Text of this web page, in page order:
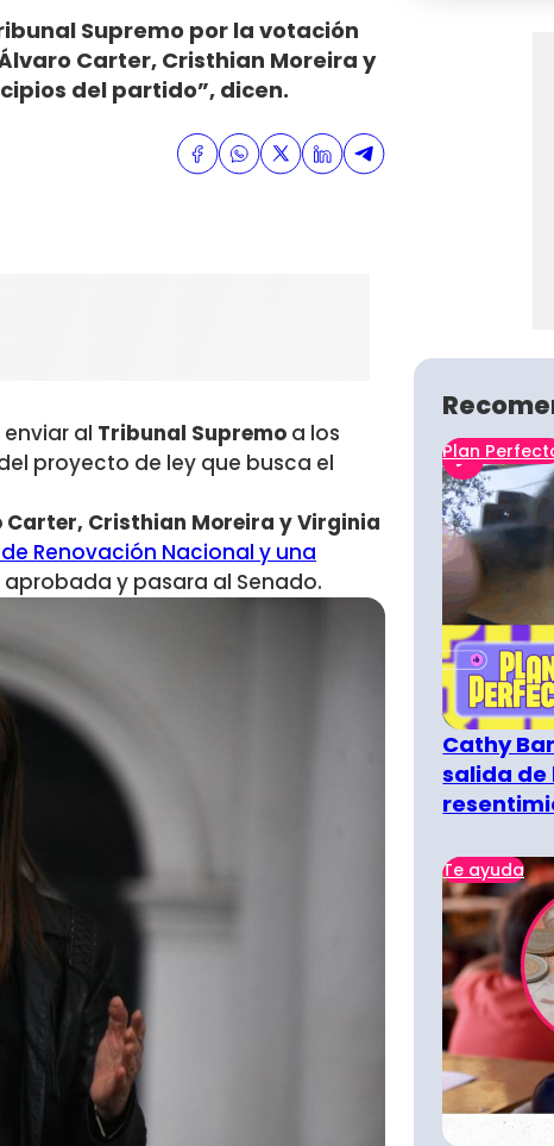
Supremo por la votación
Carter, Cristhian Moreira y
del partido”, dicen.
al Tribunal Supremo a los
proyecto de ley que busca el
Cristhian Moreira y Virginia
Renovación Nacional y una
y pasara al Senado.
Plan
Cathy
salida de
Te ayuda